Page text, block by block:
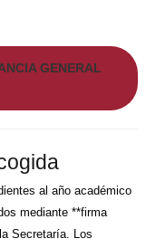
GENERAL
al año académico
mediante **firma
Secretaría. Los